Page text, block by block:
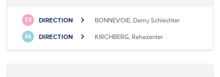
23 DIRECTION BONNEVOIE, Demy Schlechter
26 DIRECTION KIRCHBERG, Rehazenter